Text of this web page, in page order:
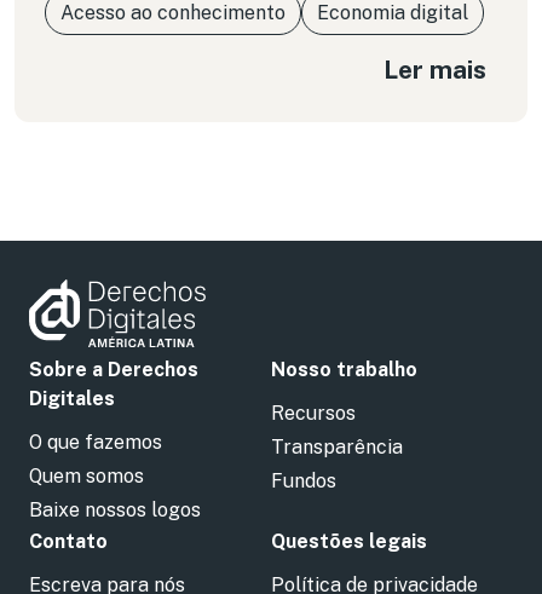
Acesso ao conhecimento Economia digital
Ler mais
Sobre a Derechos
Digitales
O que fazemos
Quem somos
Baixe nossos logos
Nosso trabalho
Recursos
Transparência
Fundos
Contato
Escreva para nós
Questões legais
Política de privacidade